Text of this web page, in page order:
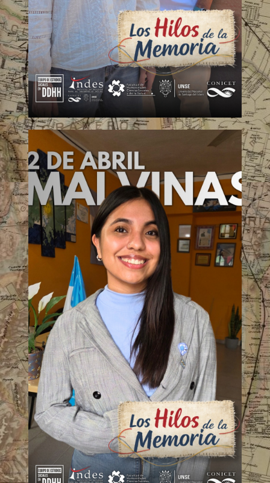
Protesta social – Hilos de la
Desde las Madres de Plaza de Mayo hasta el
Santiagueñazo, de las marchas del silencio a las
movilizaciones campesinas, la protesta social ha
sido el hilo conductor de las transformaciones
más significativas de nuestra historia nacional. Sin
embargo, hoy nos enfrentamos a un paradigma
que busca disciplinar la solidaridad y el reclamo
común.
Aunque […]